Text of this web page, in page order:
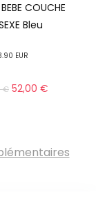
COUCHE
Bleu
EUR
€ 52,00 €